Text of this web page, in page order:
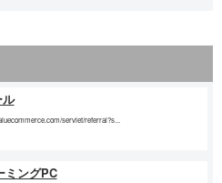
servlet/referral?s...
ミングPC